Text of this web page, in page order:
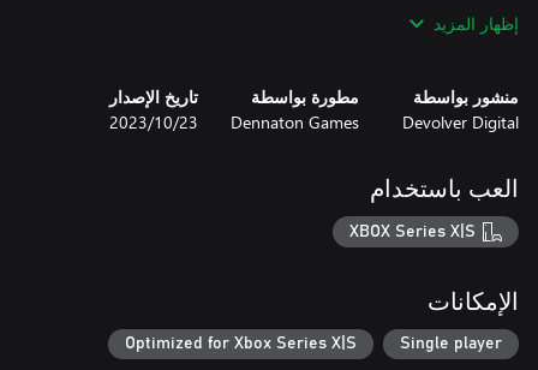
إظهار المزيد
منشور بواسطة
Devolver Digital
مطورة بواسطة
Dennaton Games
تاريخ الإصدار
23‏/10‏/2023
العب باستخدام
XBOX Series X|S
الإمكانات
Single player
Optimized for Xbox Series X|S